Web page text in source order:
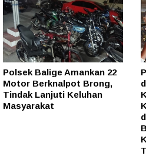
Polsek Balige Amankan 22
Motor Berknalpot Brong,
Tindak Lanjuti Keluhan
Masyarakat